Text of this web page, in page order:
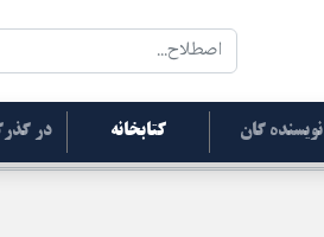
نویسنده گان کتابخانه در